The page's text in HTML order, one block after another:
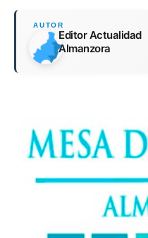
Editor Actualidad
Almanzora